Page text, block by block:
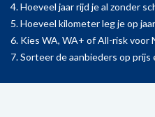
4. Hoeveel jaar rijd je al zonder
5. Hoeveel kilometer leg je op
6. Kies WA, WA+ of All-risk voor
7. Sorteer de aanbieders op